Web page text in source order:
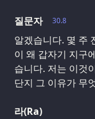
30.8
질문자
알겠습니다. 몇 주
이 왜 갑자기 지구
습니다. 저는 이것
단지 그 이유가 무
라(Ra)